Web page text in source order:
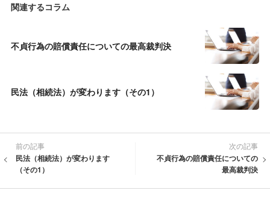
関連するコラム
不貞行為の賠償責任についての最高裁判決
民法（相続法）が変わります（その1）
前の記事
民法（相続法）が変わります
（その1）
次の記事
不貞行為の賠償責任についての
最高裁判決